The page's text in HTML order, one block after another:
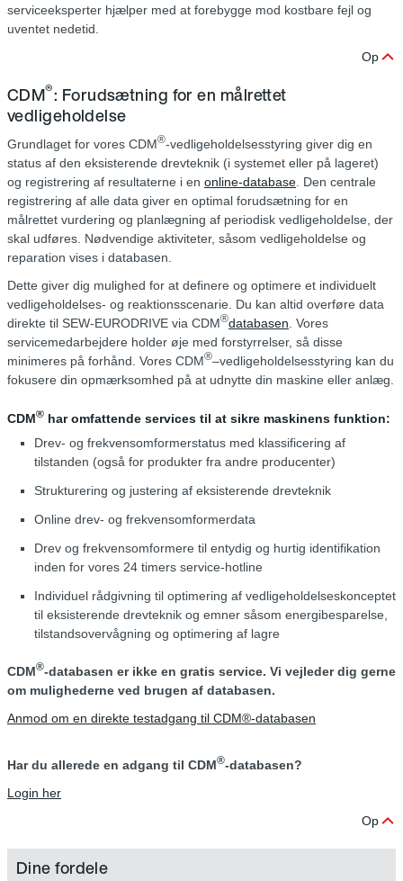
serviceeksperter hjælper med at forebygge mod kostbare fejl og
uventet nedetid.
Op
CDM®: Forudsætning for en målrettet
vedligeholdelse
Grundlaget for vores CDM®-vedligeholdelsesstyring giver dig en
status af den eksisterende drevteknik (i systemet eller på lageret)
og registrering af resultaterne i en online-database . Den centrale
registrering af alle data giver en optimal forudsætning for en
målrettet vurdering og planlægning af periodisk vedligeholdelse, der
skal udføres. Nødvendige aktiviteter, såsom vedligeholdelse og
reparation vises i databasen.
Dette giver dig mulighed for at definere og optimere et individuelt
vedligeholdelses- og reaktionsscenarie. Du kan altid overføre data
direkte til SEW-EURODRIVE via CDM®databasen . Vores
servicemedarbejdere holder øje med forstyrrelser, så disse
minimeres på forhånd. Vores CDM®–vedligeholdelsesstyring kan du
fokusere din opmærksomhed på at udnytte din maskine eller anlæg.
CDM® har omfattende services til at sikre maskinens funktion:
Drev- og frekvensomformerstatus med klassificering af
tilstanden (også for produkter fra andre producenter)
Strukturering og justering af eksisterende drevteknik
Online drev- og frekvensomformerdata
Drev og frekvensomformere til entydig og hurtig identifikation
inden for vores 24 timers service-hotline
Individuel rådgivning til optimering af vedligeholdelseskonceptet
til eksisterende drevteknik og emner såsom energibesparelse,
tilstandsovervågning og optimering af lagre
CDM®-databasen er ikke en gratis service. Vi vejleder dig gerne
om mulighederne ved brugen af databasen.
Anmod om en direkte testadgang til CDM®-databasen
Har du allerede en adgang til CDM®-databasen?
Login her
Op
Dine fordele